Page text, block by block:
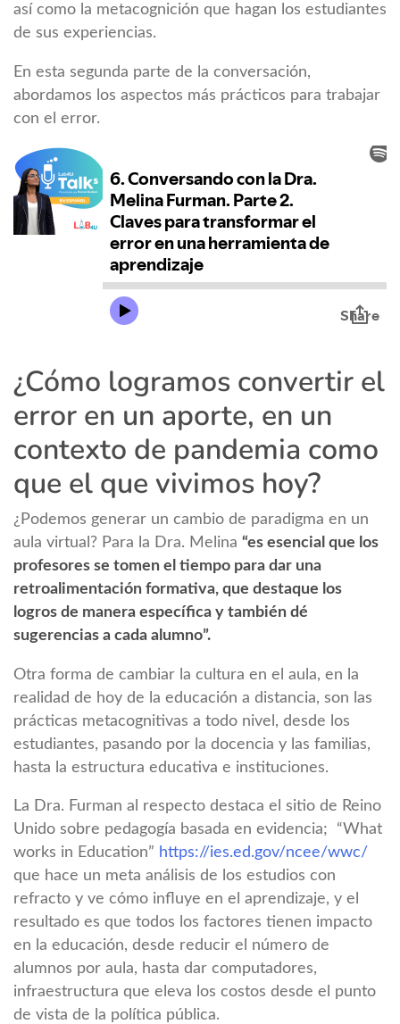
así como la metacognición que hagan los estudiantes
de sus experiencias.
En esta segunda parte de la conversación,
abordamos los aspectos más prácticos para trabajar
con el error.
¿Cómo logramos convertir el
error en un aporte, en un
contexto de pandemia como
que el que vivimos hoy?
¿Podemos generar un cambio de paradigma en un
aula virtual? Para la Dra. Melina “es esencial que los
profesores se tomen el tiempo para dar una
retroalimentación formativa, que destaque los
logros de manera específica y también dé
sugerencias a cada alumno”.
Otra forma de cambiar la cultura en el aula, en la
realidad de hoy de la educación a distancia, son las
prácticas metacognitivas a todo nivel, desde los
estudiantes, pasando por la docencia y las familias,
hasta la estructura educativa e instituciones.
La Dra. Furman al respecto destaca el sitio de Reino
Unido sobre pedagogía basada en evidencia; “What
works in Education” https://ies.ed.gov/ncee/wwc/
que hace un meta análisis de los estudios con
refracto y ve cómo influye en el aprendizaje, y el
resultado es que todos los factores tienen impacto
en la educación, desde reducir el número de
alumnos por aula, hasta dar computadores,
infraestructura que eleva los costos desde el punto
de vista de la política pública.